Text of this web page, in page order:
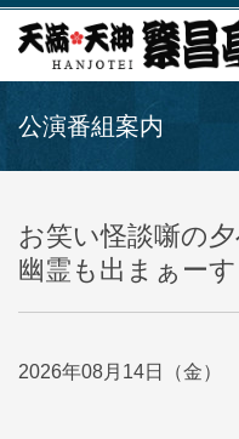
公演番組案内
お笑い怪談噺の
幽霊も出まぁーす
2026年08月14日（金）